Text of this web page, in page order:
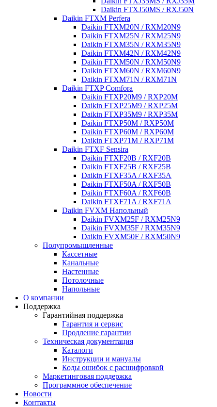
Daikin FTXJ50MS / RXJ50N
Daikin FTXM Perfera
Daikin FTXM20N / RXM20N9
Daikin FTXM25N / RXM25N9
Daikin FTXM35N / RXM35N9
Daikin FTXM42N / RXM42N9
Daikin FTXM50N / RXM50N9
Daikin FTXM60N / RXM60N9
Daikin FTXM71N / RXM71N
Daikin FTXP Comfora
Daikin FTXP20M9 / RXP20M
Daikin FTXP25M9 / RXP25M
Daikin FTXP35M9 / RXP35M
Daikin FTXP50M / RXP50M
Daikin FTXP60M / RXP60M
Daikin FTXP71M / RXP71M
Daikin FTXF Sensira
Daikin FTXF20B / RXF20B
Daikin FTXF25B / RXF25B
Daikin FTXF35A / RXF35A
Daikin FTXF50A / RXF50B
Daikin FTXF60A / RXF60B
Daikin FTXF71A / RXF71A
Daikin FVXM Напольный
Daikin FVXM25F / RXM25N9
Daikin FVXM35F / RXM35N9
Daikin FVXM50F / RXM50N9
Полупромышленные
Кассетные
Канальные
Настенные
Потолочные
Напольные
О компании
Поддержка
Гарантийная поддержка
Гарантия и сервис
Продление гарантии
Техническая документация
Каталоги
Инструкции и мануалы
Коды ошибок с расшифровкой
Маркетинговая поддержка
Программное обеспечение
Новости
Контакты